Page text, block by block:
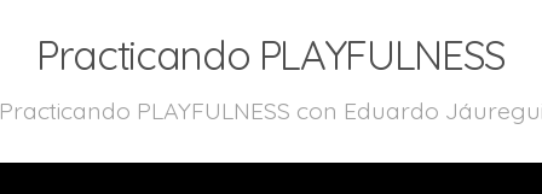
Practicando PLAYFULNESS
Practicando PLAYFULNESS con Eduardo Jáuregui